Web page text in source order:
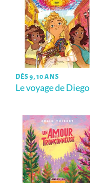
DÈS 9, 10 ANS
Le voyage de Diego